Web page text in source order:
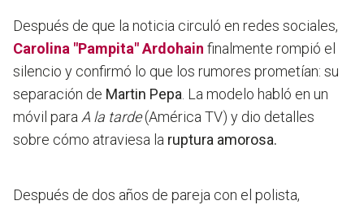
Después de que la noticia circuló en redes sociales,
Carolina "Pampita" Ardohain finalmente rompió el
silencio y confirmó lo que los rumores prometían: su
separación de Martin Pepa . La modelo habló en un
móvil para A la tarde(América TV) y dio detalles
sobre cómo atraviesa la ruptura amorosa.
Después de dos años de pareja con el polista,